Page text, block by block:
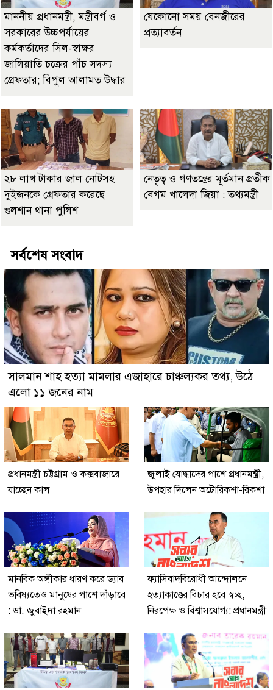
মাননীয় প্রধানমন্ত্রী, মন্ত্রীবর্গ ও
সরকারের উচ্চপর্যায়ের
কর্মকর্তাদের সিল-স্বাক্ষর
জালিয়াতি চক্রের পাঁচ সদস্য
গ্রেফতার; বিপুল আলামত উদ্ধার
যেকোনো সময় বেনজীরের
প্রত্যাবর্তন
২৮ লাখ টাকার জাল নোটসহ
দুইজনকে গ্রেফতার করেছে
গুলশান থানা পুলিশ
নেতৃত্ব ও গণতন্ত্রের মূর্তমান প্রতীক
বেগম খালেদা জিয়া : তথ্যমন্ত্রী
সর্বশেষ সংবাদ
সালমান শাহ হত্যা মামলার এজাহারে চাঞ্চল্যকর তথ্য, উঠে
এলো ১১ জনের নাম
প্রধানমন্ত্রী চট্টগ্রাম ও কক্সবাজারে
যাচ্ছেন কাল
জুলাই যোদ্ধাদের পাশে প্রধানমন্ত্রী,
উপহার দিলেন অটোরিকশা-রিকশা
মানবিক অঙ্গীকার ধারণ করে ড্যাব
ভবিষ্যতেও মানুষের পাশে দাঁড়াবে
: ডা. জুবাইদা রহমান
ফ্যাসিবাদবিরোধী আন্দোলনে
হত্যাকাণ্ডের বিচার হবে স্বচ্ছ,
নিরপেক্ষ ও বিশ্বাসযোগ্য: প্রধানমন্ত্রী